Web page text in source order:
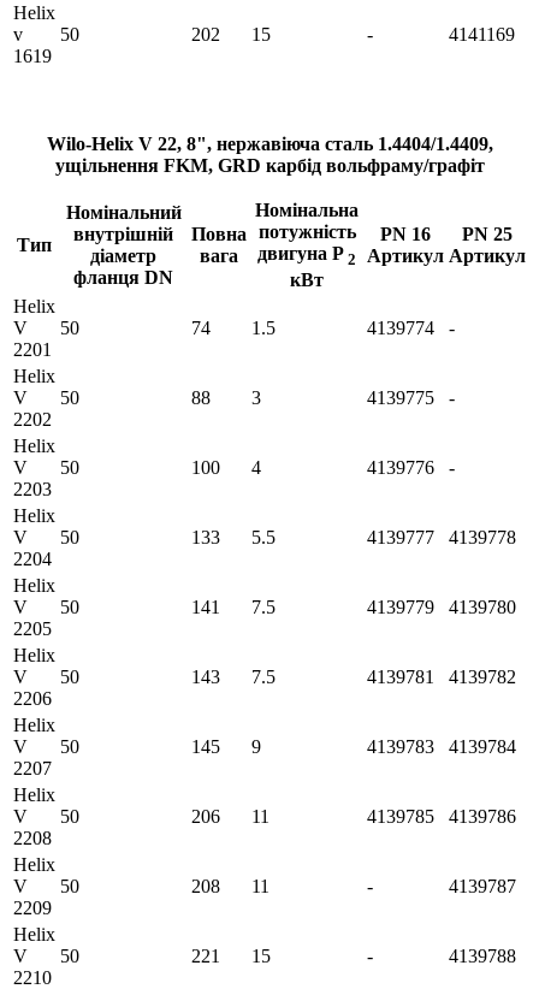
Helix
v
1619
50 202 15 - 4141169
Wilo-Helix V 22, 8", нержавіюча сталь 1.4404/1.4409,
ущільнення FKM, GRD карбід вольфраму/графіт
Тип
Номінальний
внутрішній
діаметр
фланця DN
Повна
вага
Номінальна
потужність
двигуна P 2
кВт
PN 16
Артикул
PN 25
Артикул
Helix
V
2201
50 74 1.5 4139774 -
Helix
V
2202
50 88 3 4139775 -
Helix
V
2203
50 100 4 4139776 -
Helix
V
2204
50 133 5.5 4139777 4139778
Helix
V
2205
50 141 7.5 4139779 4139780
Helix
V
2206
50 143 7.5 4139781 4139782
Helix
V
2207
50 145 9 4139783 4139784
Helix
V
2208
50 206 11 4139785 4139786
Helix
V
2209
50 208 11 - 4139787
Helix
V
2210
50 221 15 - 4139788